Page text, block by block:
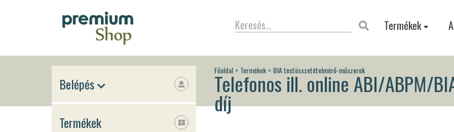
Termékek
Főoldal Termékek BIA testösszetételmérő-műszerek
Telefonos ill. online ABI/ABPM/
díj
Belépés
Termékek